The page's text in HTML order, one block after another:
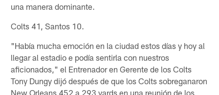
una manera dominante.
Colts 41, Santos 10.
"Había mucha emoción en la ciudad estos días y hoy al
llegar al estadio e podía sentirla con nuestros
aficionados," el Entrenador en Gerente de los Colts
Tony Dungy dijó después de que los Colts sobreganaron
New Orleans 452 a 293 yards en una reunión de los